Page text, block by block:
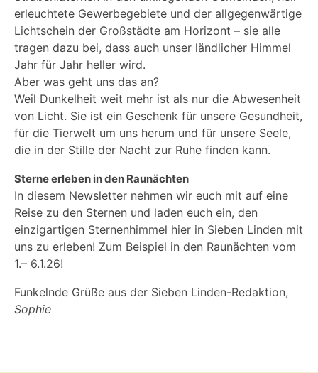
erleuchtete Gewerbegebiete und der allgegenwärtige
Lichtschein der Großstädte am Horizont – sie alle
tragen dazu bei, dass auch unser ländlicher Himmel
Jahr für Jahr heller wird.
Aber was geht uns das an?
Weil Dunkelheit weit mehr ist als nur die Abwesenheit
von Licht. Sie ist ein Geschenk für unsere Gesundheit,
für die Tierwelt um uns herum und für unsere Seele,
die in der Stille der Nacht zur Ruhe finden kann.
Sterne erleben in den Raunächten
In diesem Newsletter nehmen wir euch mit auf eine
Reise zu den Sternen und laden euch ein, den
einzigartigen Sternenhimmel hier in Sieben Linden mit
uns zu erleben! Zum Beispiel in den Raunächten vom
1.– 6.1.26!
Funkelnde Grüße aus der Sieben Linden-Redaktion,
Sophie